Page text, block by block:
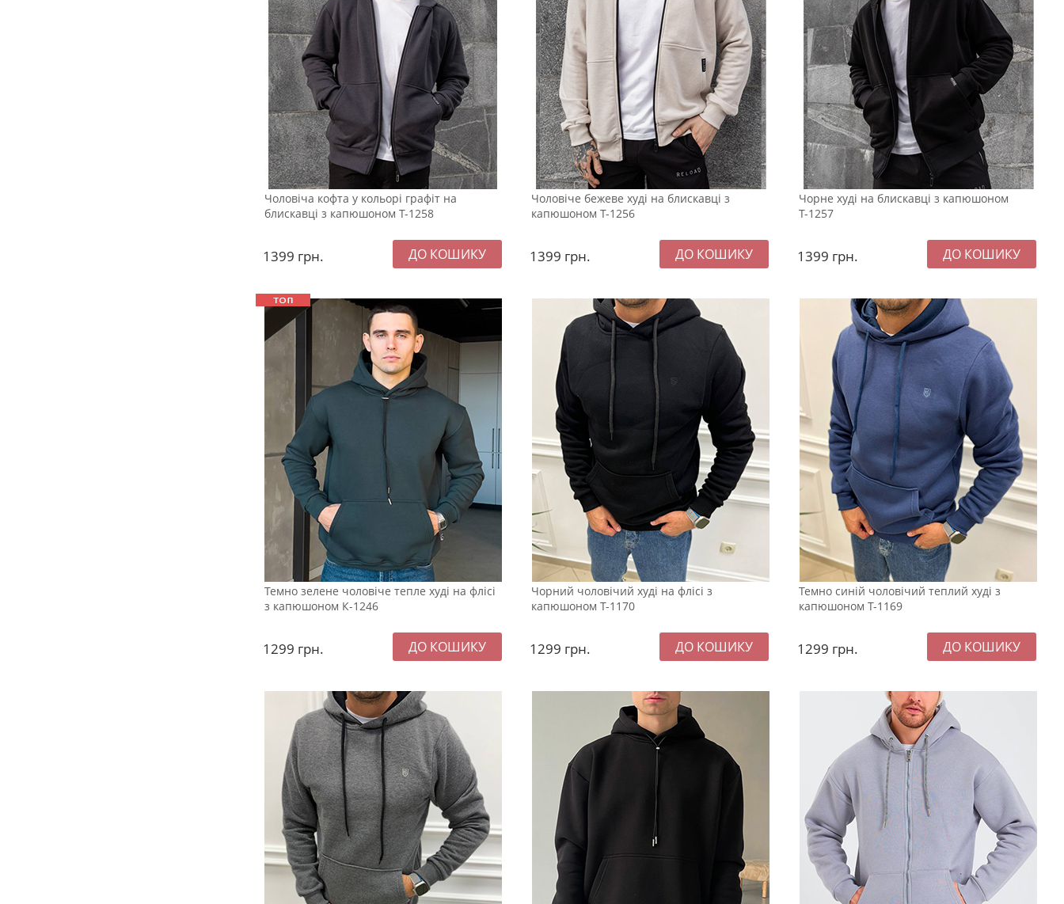
Чоловіча кофта у кольорі графіт на
блискавці з капюшоном Т-1258
1399 грн.
Чоловіче бежеве худі на блискавці з
капюшоном Т-1256
1399 грн.
Чорне худі на блискавці з капюшоном
Т-1257
1399 грн.
Темно зелене чоловіче тепле худі на флісі
з капюшоном К-1246
1299 грн.
Чорний чоловічий худі на флісі з
капюшоном Т-1170
1299 грн.
Темно синій чоловічий теплий худі з
капюшоном Т-1169
1299 грн.